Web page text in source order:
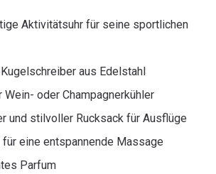
Aktivitätsuhr für seine sportlichen
aus Edelstahl
Wein- oder Champagnerkühler
und stilvoller Rucksack für Ausflüge
für eine entspannende Massage
Parfum